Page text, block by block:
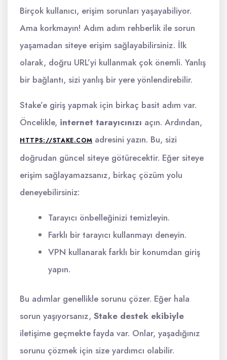
Birçok kullanıcı, erişim sorunları yaşayabiliyor.
Ama korkmayın! Adım adım rehberlik ile sorun
yaşamadan siteye erişim sağlayabilirsiniz. İlk
olarak, doğru URL’yi kullanmak çok önemli. Yanlış
bir bağlantı, sizi yanlış bir yere yönlendirebilir.
Stake’e giriş yapmak için birkaç basit adım var.
Öncelikle, internet tarayıcınızı açın. Ardından,
HTTPS://STAKE.COM adresini yazın. Bu, sizi
doğrudan güncel siteye götürecektir. Eğer siteye
erişim sağlayamazsanız, birkaç çözüm yolu
deneyebilirsiniz:
Tarayıcı önbelleğinizi temizleyin.
Farklı bir tarayıcı kullanmayı deneyin.
VPN kullanarak farklı bir konumdan giriş
yapın.
Bu adımlar genellikle sorunu çözer. Eğer hala
sorun yaşıyorsanız, Stake destek ekibiyle
iletişime geçmekte fayda var. Onlar, yaşadığınız
sorunu çözmek için size yardımcı olabilir.